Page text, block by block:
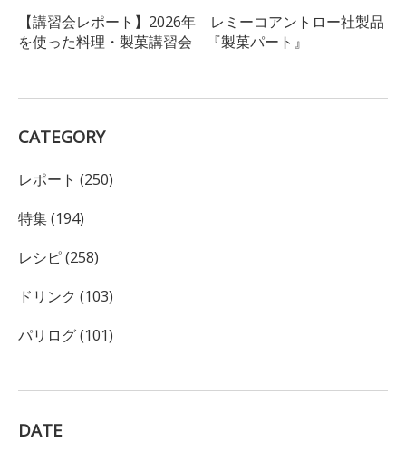
【講習会レポート】2026年 レミーコアントロー社製品
を使った料理・製菓講習会 『製菓パート』
CATEGORY
レポート (250)
特集 (194)
レシピ (258)
ドリンク (103)
パリログ (101)
DATE